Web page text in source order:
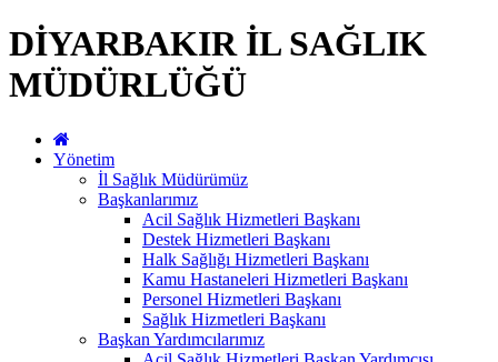
DİYARBAKIR İL SAĞLIK
MÜDÜRLÜĞÜ
Yönetim
İl Sağlık Müdürümüz
Başkanlarımız
Acil Sağlık Hizmetleri Başkanı
Destek Hizmetleri Başkanı
Halk Sağlığı Hizmetleri Başkanı
Kamu Hastaneleri Hizmetleri Başkanı
Personel Hizmetleri Başkanı
Sağlık Hizmetleri Başkanı
Başkan Yardımcılarımız